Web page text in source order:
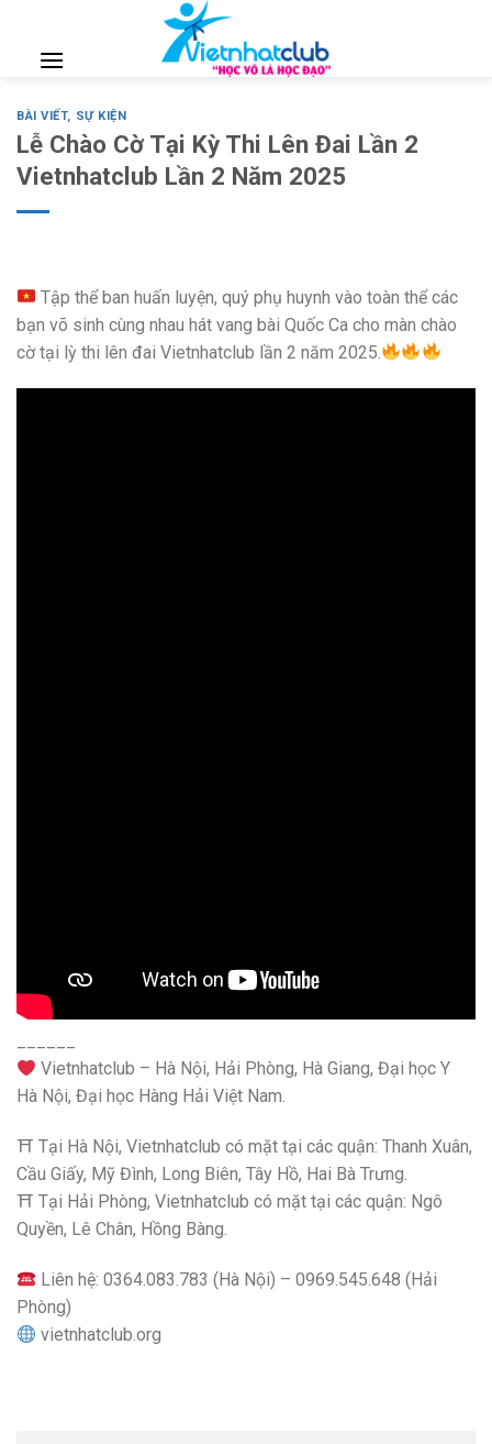
content
BÀI VIẾT, SỰ KIỆN
Lễ Chào Cờ Tại Kỳ Thi Lên Đai Lần 2
Vietnhatclub Lần 2 Năm 2025
Tập thể ban huấn luyện, quý phụ huynh vào toàn thể các
bạn võ sinh cùng nhau hát vang bài Quốc Ca cho màn chào
cờ tại lỳ thi lên đai Vietnhatclub lần 2 năm 2025.
Vietnhatclub – Hà Nội, Hải Phòng, Hà Giang, Đại học Y
Hà Nội, Đại học Hàng Hải Việt Nam.
⛩ Tại Hà Nội, Vietnhatclub có mặt tại các quận: Thanh Xuân,
Cầu Giấy, Mỹ Đình, Long Biên, Tây Hồ, Hai Bà Trưng.
⛩ Tại Hải Phòng, Vietnhatclub có mặt tại các quận: Ngô
Quyền, Lê Chân, Hồng Bàng.
Liên hệ: 0364.083.783 (Hà Nội) – 0969.545.648 (Hải
Phòng)
vietnhatclub.org